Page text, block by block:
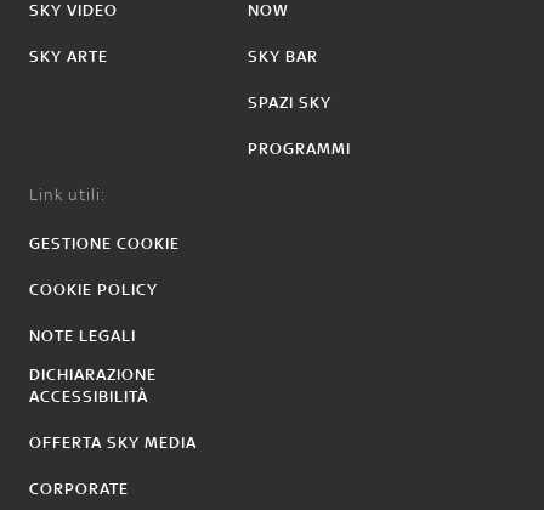
SKY VIDEO
SKY ARTE
NOW
SKY BAR
SPAZI SKY
PROGRAMMI
Link utili:
GESTIONE COOKIE
COOKIE POLICY
NOTE LEGALI
DICHIARAZIONE
ACCESSIBILITÀ
OFFERTA SKY MEDIA
CORPORATE